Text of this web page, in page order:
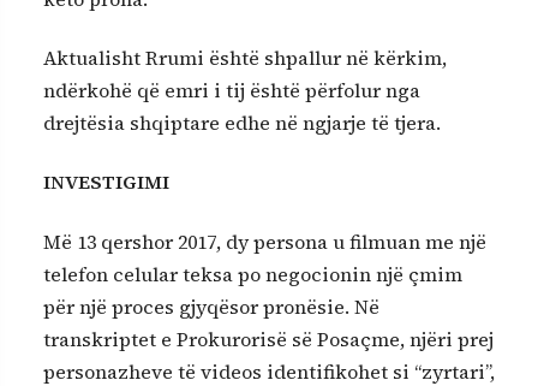
Aktualisht Rrumi është shpallur në kërkim,
ndërkohë që emri i tij është përfolur nga
drejtësia shqiptare edhe në ngjarje të tjera.
INVESTIGIMI
Më 13 qershor 2017, dy persona u filmuan me një
telefon celular teksa po negocionin një çmim
për një proces gjyqësor pronësie. Në
transkriptet e Prokurorisë së Posaçme, njëri prej
personazheve të videos identifikohet si “zyrtari”,